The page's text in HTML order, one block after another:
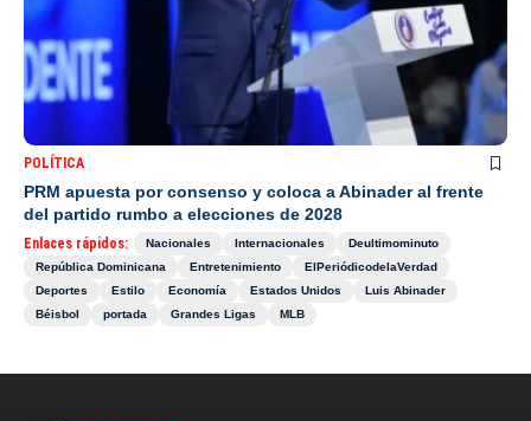
POLÍTICA
PRM apuesta por consenso y coloca a Abinader al frente
del partido rumbo a elecciones de 2028
Enlaces rápidos: Nacionales Internacionales
Deultimominuto
República Dominicana
Entretenimiento
ElPeriódicodelaVerdad
Deportes
Estilo Economía Estados Unidos
Luis Abinader
Béisbol
portada Grandes Ligas MLB